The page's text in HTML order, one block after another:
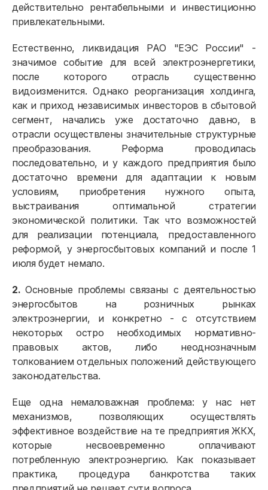
действительно рентабельными и инвестиционно
привлекательными.
Естественно, ликвидация РАО "ЕЭС России" -
значимое событие для всей электроэнергетики,
после которого отрасль существенно
видоизменится. Однако реорганизация холдинга,
как и приход независимых инвесторов в сбытовой
сегмент, начались уже достаточно давно, в
отрасли осуществлены значительные структурные
преобразования. Реформа проводилась
последовательно, и у каждого предприятия было
достаточно времени для адаптации к новым
условиям, приобретения нужного опыта,
выстраивания оптимальной стратегии
экономической политики. Так что возможностей
для реализации потенциала, предоставленного
реформой, у энергосбытовых компаний и после 1
июля будет немало.
2.Основные проблемы связаны с деятельностью
энергосбытов на розничных рынках
электроэнергии, и конкретно - с отсутствием
некоторых остро необходимых нормативно-
правовых актов, либо неоднозначным
толкованием отдельных положений действующего
законодательства.
Еще одна немаловажная проблема: у нас нет
механизмов, позволяющих осуществлять
эффективное воздействие на те предприятия ЖКХ,
которые несвоевременно оплачивают
потребленную электроэнергию. Как показывает
практика, процедура банкротства таких
Физическим лицам
Договор энергоснабжения
Расчёты и оплата